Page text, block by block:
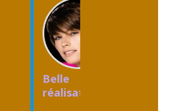
Belle
réalisation